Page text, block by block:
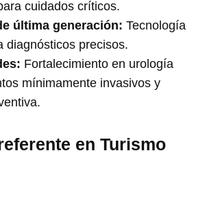
cuidados críticos.
última generación: Tecnología
diagnósticos precisos.
Fortalecimiento en urología
mínimamente invasivos y
en Turismo